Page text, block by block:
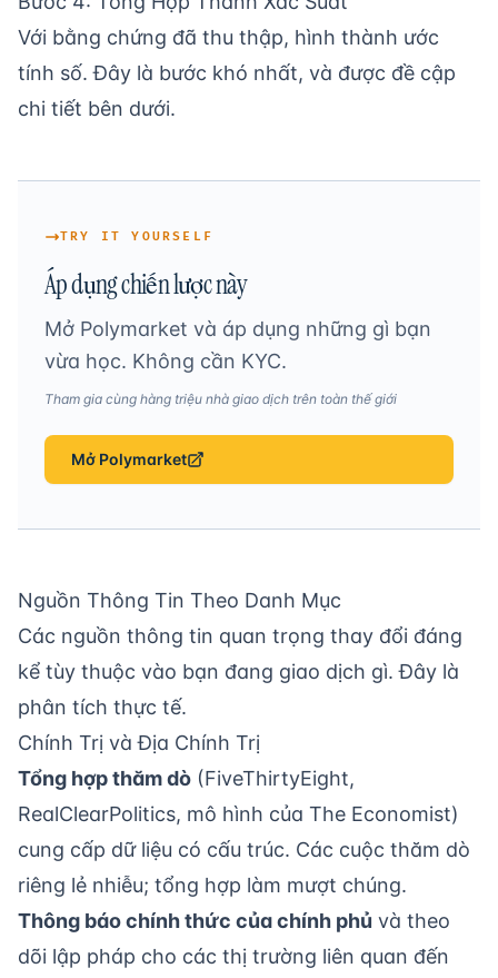
Với bằng chứng đã thu thập, hình thành ước
tính số. Đây là bước khó nhất, và được đề cập
chi tiết bên dưới.
TRY IT YOURSELF
Áp dụng chiến lược này
Mở Polymarket và áp dụng những gì bạn
vừa học. Không cần KYC.
Tham gia cùng hàng triệu nhà giao dịch trên toàn thế giới
Mở Polymarket
Nguồn Thông Tin Theo Danh Mục
Các nguồn thông tin quan trọng thay đổi đáng
kể tùy thuộc vào bạn đang giao dịch gì. Đây là
phân tích thực tế.
Chính Trị và Địa Chính Trị
Tổng hợp thăm dò (FiveThirtyEight,
RealClearPolitics, mô hình của The Economist)
cung cấp dữ liệu có cấu trúc. Các cuộc thăm dò
riêng lẻ nhiễu; tổng hợp làm mượt chúng.
Thông báo chính thức của chính phủ và theo
dõi lập pháp cho các thị trường liên quan đến